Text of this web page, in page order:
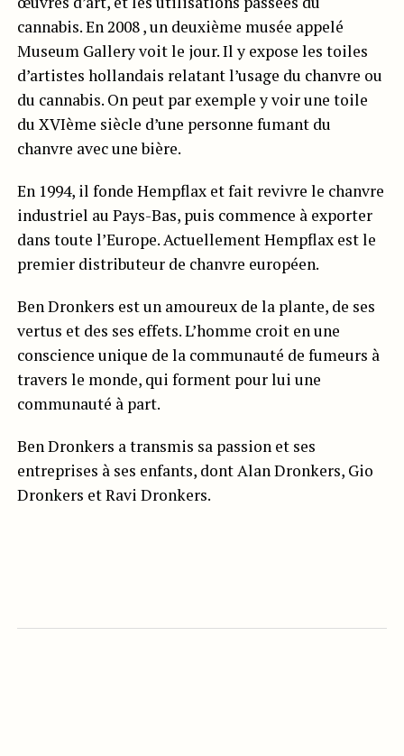
cannabis. En 2008 , un deuxième musée appelé
Museum Gallery voit le jour. Il y expose les toiles
d’artistes hollandais relatant l’usage du chanvre ou
du cannabis. On peut par exemple y voir une toile
du XVIème siècle d’une personne fumant du
chanvre avec une bière.
En 1994, il fonde Hempflax et fait revivre le chanvre
industriel au Pays-Bas, puis commence à exporter
dans toute l’Europe. Actuellement Hempflax est le
premier distributeur de chanvre européen.
Ben Dronkers est un amoureux de la plante, de ses
vertus et des ses effets. L’homme croit en une
conscience unique de la communauté de fumeurs à
travers le monde, qui forment pour lui une
communauté à part.
Ben Dronkers a transmis sa passion et ses
entreprises à ses enfants, dont Alan Dronkers, Gio
Dronkers et Ravi Dronkers.